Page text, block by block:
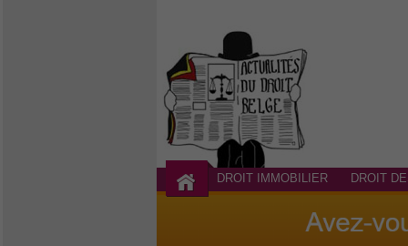
DROIT IMMOBILIER DROIT